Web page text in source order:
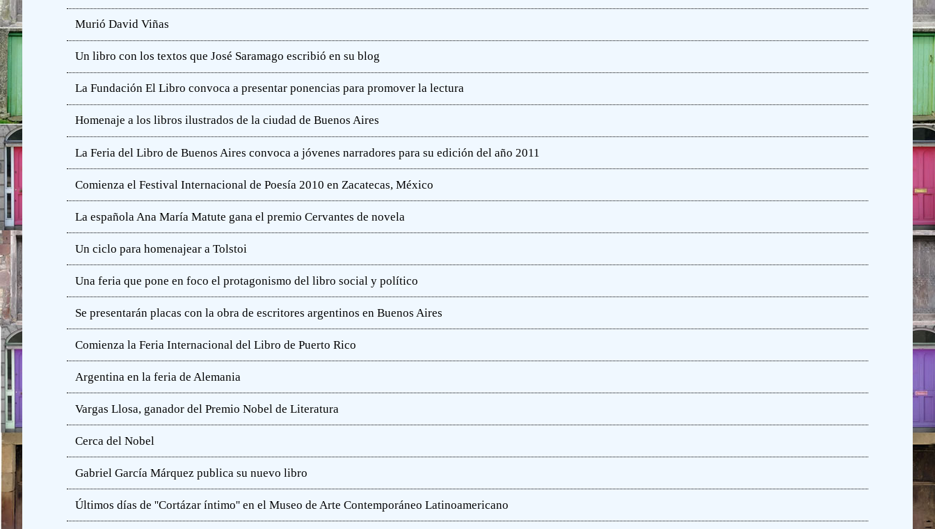
Murió David Viñas
Un libro con los textos que José Saramago escribió en su blog
La Fundación El Libro convoca a presentar ponencias para promover la lectura
Homenaje a los libros ilustrados de la ciudad de Buenos Aires
La Feria del Libro de Buenos Aires convoca a jóvenes narradores para su edición del año 2011
Comienza el Festival Internacional de Poesía 2010 en Zacatecas, México
La española Ana María Matute gana el premio Cervantes de novela
Un ciclo para homenajear a Tolstoi
Una feria que pone en foco el protagonismo del libro social y político
Se presentarán placas con la obra de escritores argentinos en Buenos Aires
Comienza la Feria Internacional del Libro de Puerto Rico
Argentina en la feria de Alemania
Vargas Llosa, ganador del Premio Nobel de Literatura
Cerca del Nobel
Gabriel García Márquez publica su nuevo libro
Últimos días de ''Cortázar íntimo'' en el Museo de Arte Contemporáneo Latinoamericano